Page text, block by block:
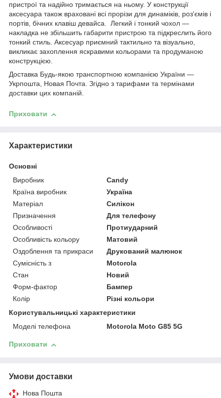
пристрої та надійно тримається на ньому. У конструкції
аксесуара також враховані всі прорізи для динаміків, роз'ємів і
портів, бічних клавіш девайса. Легкий і тонкий чохол —
накладка не збільшить габарити пристрою та підкреслить його
тонкий стиль. Аксесуар приємний тактильно та візуально,
викликає захоплення яскравими кольорами та продуманою
конструкцією.
Доставка Будь-якою транспортною компанією України —
Укрпошта, Новая Почта. Згідно з тарифами та термінами
доставки цих компаній.
Приховати
Характеристики
Основні
Виробник
Candy
Країна виробник
Україна
Матеріал
Силікон
Призначення
Для телефону
Особливості
Протиударний
Особливість кольору
Матовий
Оздоблення та прикраси
Друкований малюнок
Сумісність з
Motorola
Стан
Новий
Форм-фактор
Бампер
Колір
Різні кольори
Користувальницькі характеристики
Моделі телефона
Motorola Moto G85 5G
Приховати
Умови доставки
Нова Пошта